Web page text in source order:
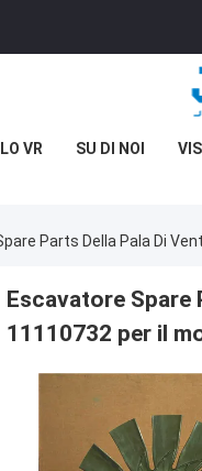
VR SU DI NOI
Parts Della Pala Di
Escavatore Spare
11110732 per il